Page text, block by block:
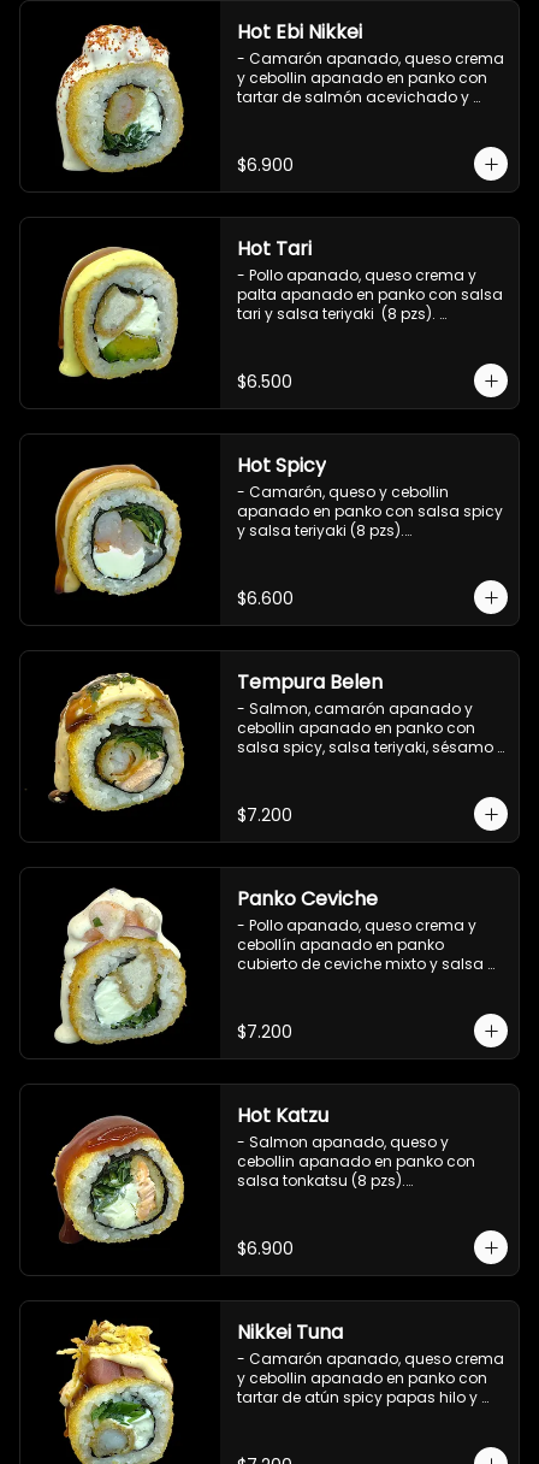
Hot Ebi Nikkei
- Camarón apanado, queso crema
y cebollin apanado en panko con
tartar de salmón acevichado y
$6.900
Hot Tari
- Pollo apanado, queso crema y
palta apanado en panko con salsa
tari y salsa teriyaki  (8 pzs).
$6.500
Hot Spicy
- Camarón, queso y cebollin
apanado en panko con salsa spicy
y salsa teriyaki (8 pzs).
$6.600
Tempura Belen
- Salmon, camarón apanado y
cebollin apanado en panko con
salsa spicy, salsa teriyaki, sésamo
$7.200
Panko Ceviche
- Pollo apanado, queso crema y
cebollín apanado en panko
cubierto de ceviche mixto y salsa
$7.200
Hot Katzu
- Salmon apanado, queso y
cebollin apanado en panko con
salsa tonkatsu (8 pzs).
$6.900
Nikkei Tuna
- Camarón apanado, queso crema
y cebollin apanado en panko con
tartar de atún spicy papas hilo y